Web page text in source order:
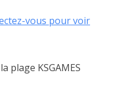
vous pour voir
plage KSGAMES